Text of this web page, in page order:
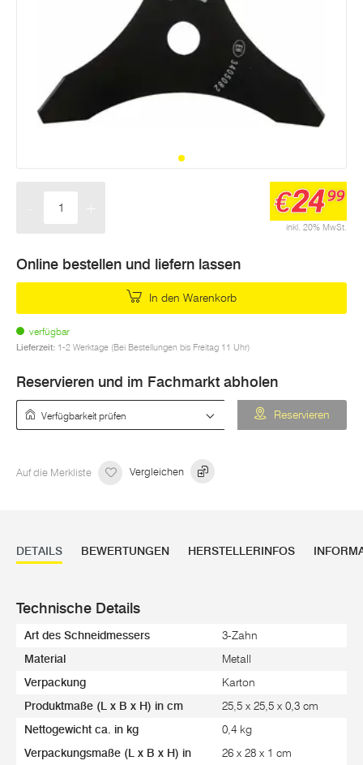
inkl. 20% MwSt.
€2499
Online bestellen und liefern lassen
In den Warenkorb
verfügbar
Lieferzeit: 1-2 Werktage (Bei Bestellungen bis Freitag 11 Uhr)
Reservieren und im Fachmarkt abholen
Reservieren
Auf die Merkliste Vergleichen
DETAILS BEWERTUNGEN HERSTELLERINFOS
Technische Details
Art des Schneidmessers 3-Zahn
Material Metall
Verpackung Karton
Produktmaße (L x B x H) in cm 25,5 x 25,5 x 0,3 cm
Nettogewicht ca. in kg 0,4 kg
Verpackungsmaße (L x B x H) in
26 x 28 x 1 cm